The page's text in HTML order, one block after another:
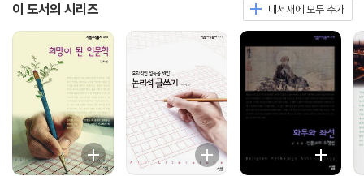
이 도서의 시리즈 내서재에 모두 추가